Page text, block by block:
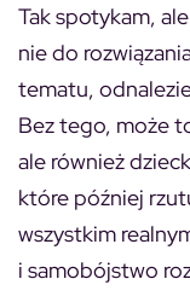
Tak spotykam,
nie do
tematu,
Bez tego, może
ale również
które później
wszystkim
i samobójstwo